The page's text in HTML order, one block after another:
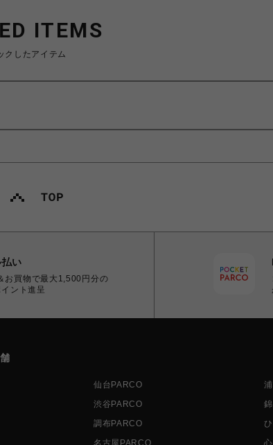
ITEMS
クしたアイテム
い
お買物で最大1,500円分の
ント進呈
仙台PARCO
渋谷PARCO
調布PARCO
名古屋PARCO